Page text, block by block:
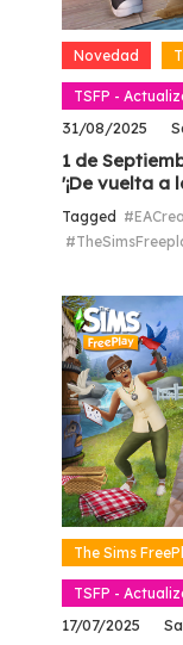
Novedad
TSFP -
31/08/2025
1 de
'¡De vuelta a
Tagged
The Sims
TSFP -
17/07/2025